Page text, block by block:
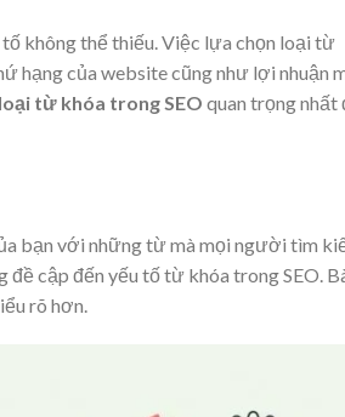
không thể thiếu. Việc lựa chọn loại từ
hạng của website cũng như lợi nhuận
từ khóa trong SEO quan trọng nhất
bạn với những từ mà mọi người tìm
đề cập đến yếu tố từ khóa trong SEO.
rõ hơn.